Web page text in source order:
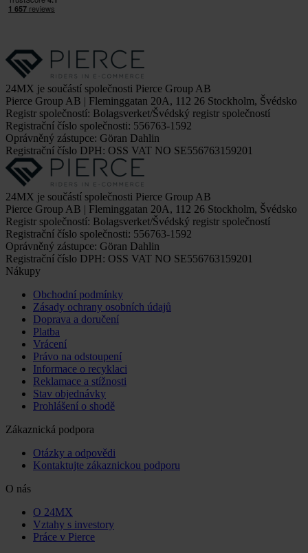
24MX je součástí společnosti Pierce Group AB
Pierce Group AB | Fleminggatan 20A, 112 26 Stockholm, Švédsko
Registr společností: Bolagsverket/Švédský registr společností
Registrační číslo společnosti: 556763-1592
Oprávněný zástupce: Göran Dahlin
Registrační číslo DPH: OSS VAT NO SE556763159201
24MX je součástí společnosti Pierce Group AB
Pierce Group AB | Fleminggatan 20A, 112 26 Stockholm, Švédsko
Registr společností: Bolagsverket/Švédský registr společností
Registrační číslo společnosti: 556763-1592
Oprávněný zástupce: Göran Dahlin
Registrační číslo DPH: OSS VAT NO SE556763159201
Nákupy
Obchodní podmínky
Zásady ochrany osobních údajů
Doprava a doručení
Platba
Vrácení
Právo na odstoupení
Informace o recyklaci
Reklamace a stížnosti
Stav objednávky
Prohlášení o shodě
Zákaznická podpora
Otázky a odpovědi
Kontaktujte zákaznickou podporu
O nás
O 24MX
Vztahy s investory
Práce v Pierce